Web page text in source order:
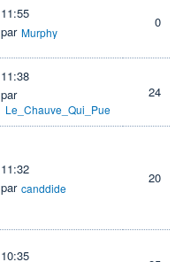
11:55
par Murphy
0
11:38
par
Le_Chauve_Qui_Pue
24
11:32
par canddide
20
10:35